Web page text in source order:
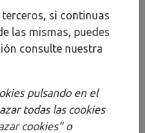
si continuas
las mismas, puedes
consulte nuestra
pulsando en el
todas las cookies
cookies" o